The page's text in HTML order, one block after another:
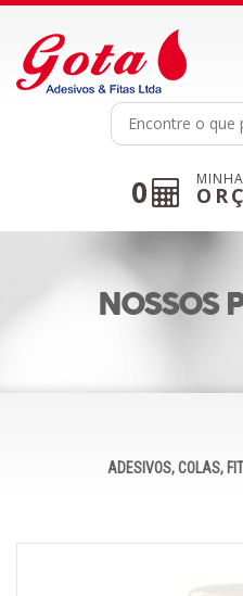
0
NOSSOS
ADESIVOS, COLAS,